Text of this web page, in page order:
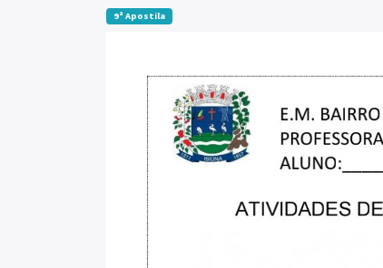
9ª Apostila